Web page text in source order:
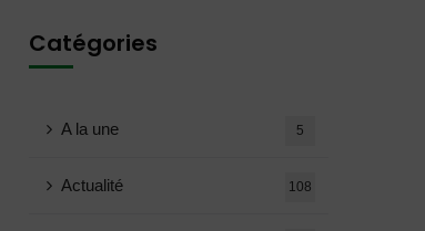
Catégories
A la une 5
Actualité 108